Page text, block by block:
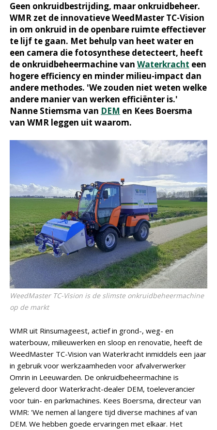
Geen onkruidbestrijding, maar onkruidbeheer.
WMR zet de innovatieve WeedMaster TC-Vision
in om onkruid in de openbare ruimte effectiever
te lijf te gaan. Met behulp van heet water en
een camera die fotosynthese detecteert, heeft
de onkruidbeheermachine van Waterkracht een
hogere efficiency en minder milieu-impact dan
andere methodes. 'We zouden niet weten welke
andere manier van werken efficiënter is.'
Nanne Stiemsma van DEM en Kees Boersma
van WMR leggen uit waarom.
WeedMaster TC-Vision is de slimste onkruidbeheermachine
op de markt
WMR uit Rinsumageest, actief in grond-, weg- en
waterbouw, milieuwerken en sloop en renovatie, heeft de
WeedMaster TC-Vision van Waterkracht inmiddels een jaar
in gebruik voor werkzaamheden voor afvalverwerker
Omrin in Leeuwarden. De onkruidbeheermachine is
geleverd door Waterkracht-dealer DEM, toeleverancier
voor tuin- en parkmachines. Kees Boersma, directeur van
WMR: 'We nemen al langere tijd diverse machines af van
DEM. We hebben goede ervaringen met elkaar. Het